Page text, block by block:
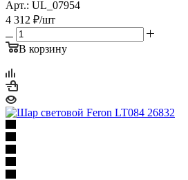
Арт.: UL_07954
4 312 ₽/шт
В корзину